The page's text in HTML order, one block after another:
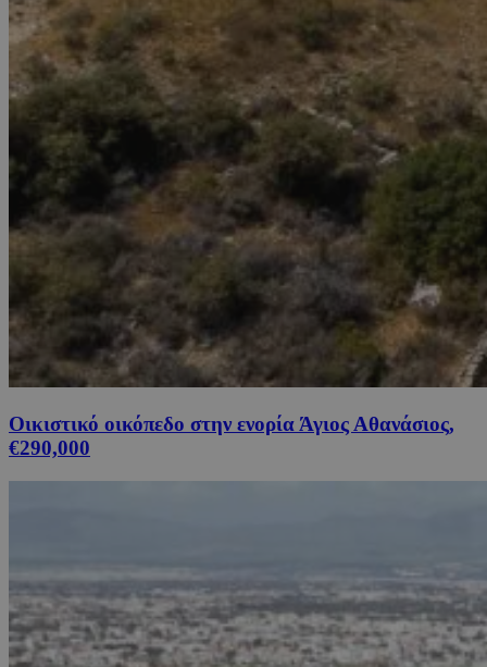
Οικιστικό οικόπεδο στην ενορία Άγιος Αθανάσιος,
€290,000